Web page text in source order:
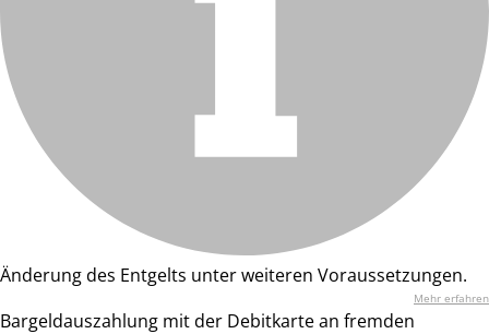
Änderung des Entgelts unter weiteren Voraussetzungen.
Mehr erfahren
Bargeldauszahlung mit der Debitkarte an fremden